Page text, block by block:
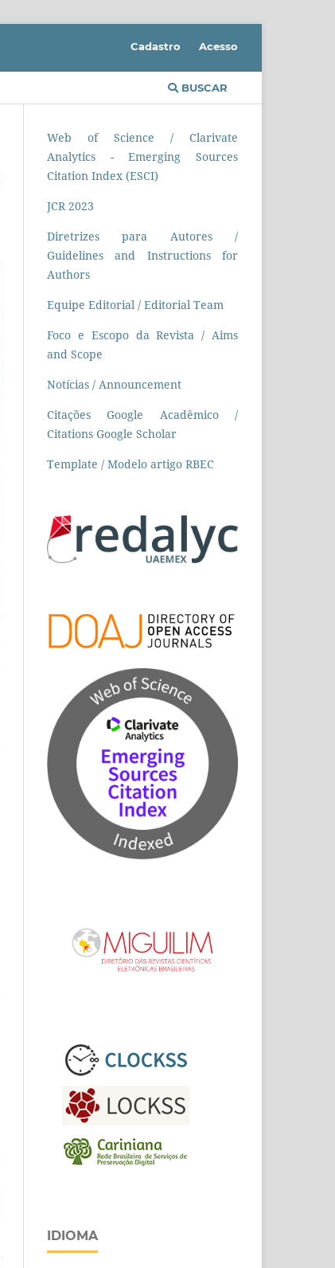
BUSCAR
Cadastro Acesso
Web of Science / Clarivate
Analytics - Emerging Sources
Citation Index (ESCI)
JCR 2023
Diretrizes para Autores /
Guidelines and Instructions for
Authors
Equipe Editorial / Editorial Team
Foco e Escopo da Revista / Aims
and Scope
Notícias / Announcement
Citações Google Acadêmico /
Citations Google Scholar
Template / Modelo artigo RBEC
IDIOMA